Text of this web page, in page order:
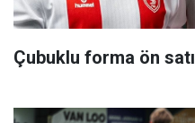
Çubuklu forma ön